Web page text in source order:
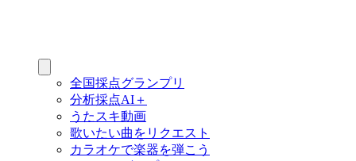
全国採点グランプリ
分析採点AI＋
うたスキ動画
歌いたい曲をリクエスト
カラオケで楽器を弾こう